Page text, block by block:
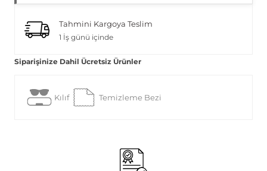
Tahmini Kargoya Teslim
1 İş günü içinde
Siparişinize Dahil Ücretsiz Ürünler
Kılıf Temizleme Bezi